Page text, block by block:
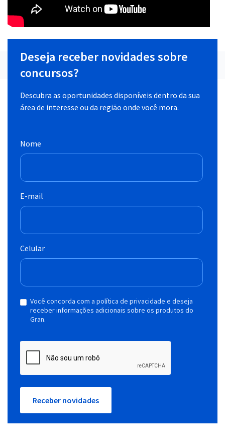
Deseja receber novidades sobre
concursos?
Descubra as oportunidades disponíveis dentro da sua
área de interesse ou da região onde você mora.
Nome
E-mail
Celular
Você concorda com a política de privacidade e deseja
receber informações adicionais sobre os produtos do
Gran.
Receber novidades